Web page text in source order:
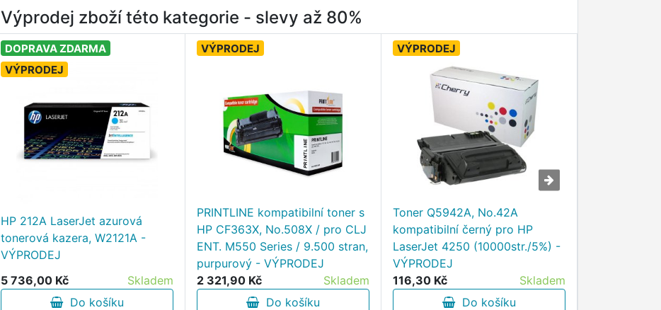
Výprodej zboží této kategorie - slevy až 80%
DOPRAVA ZDARMA
VÝPRODEJ
HP 212A LaserJet azurová
tonerová kazera, W2121A -
VÝPRODEJ
5 736,00 Kč
Skladem
Do košíku
VÝPRODEJ
PRINTLINE kompatibilní toner s
HP CF363X, No.508X / pro CLJ
ENT. M550 Series / 9.500 stran,
purpurový - VÝPRODEJ
2 321,90 Kč
Skladem
Do košíku
VÝPRODEJ
Toner Q5942A, No.42A
kompatibilní černý pro HP
LaserJet 4250 (10000str./5%) -
VÝPRODEJ
116,30 Kč
Skladem
Do košíku